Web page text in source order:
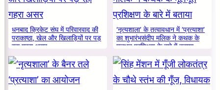
धनबाद क्रिकेट संघ में परिवारवाद की
पराकाष्ठा, खेल और खिलाड़ियों पर पड़
रहा गहरा असर
‘नृत्यशाला’ के तत्वावधान में ‘प्रत्याशा’
का शुभारंभसंदीप मलिक ने कथक के
मूलभूत प्रशिक्षण के बारे में बताया